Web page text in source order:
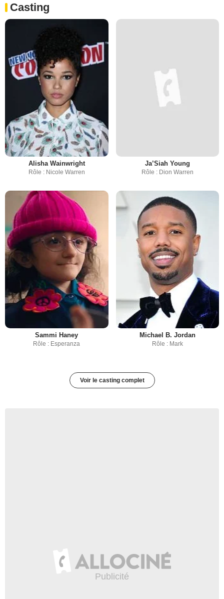
Casting
Alisha Wainwright
Rôle : Nicole Warren
Ja’Siah Young
Rôle : Dion Warren
Sammi Haney
Rôle : Esperanza
Michael B. Jordan
Rôle : Mark
Voir le casting complet